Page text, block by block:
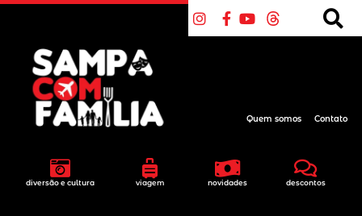
diversão e cultura viagem novidades descontos
Quem somos Contato